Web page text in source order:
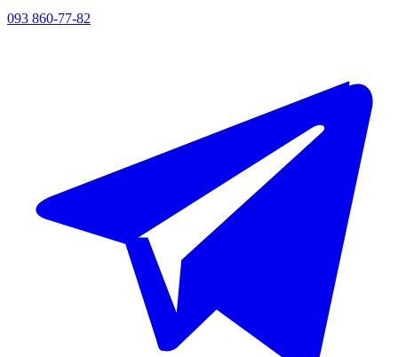
093 860-77-82